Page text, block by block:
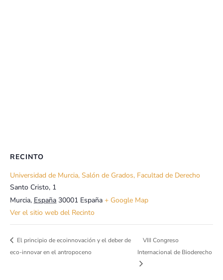
RECINTO
Universidad de Murcia, Salón de Grados, Facultad de Derecho
Santo Cristo, 1
Murcia, España 30001 España + Google Map
Ver el sitio web del Recinto
El principio de ecoinnovación y el deber de
eco-innovar en el antropoceno
VIII Congreso
Internacional de Bioderecho